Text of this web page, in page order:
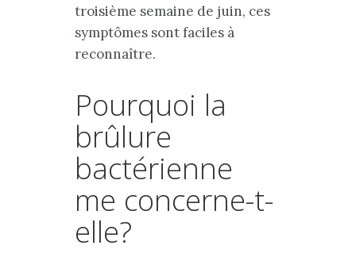
troisième semaine de juin, ces
symptômes sont faciles à
reconnaître.
Pourquoi la
brûlure
bactérienne
me concerne-t-
elle?